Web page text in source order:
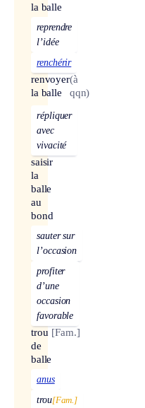
la balle
reprendre
l’idée
renchérir
renvoyer
la balle
(à
qqn)
répliquer
avec
vivacité
saisir
la
balle
au
bond
sauter sur
l’occasion
profiter
d’une
occasion
favorable
trou
de
balle
[Fam.]
anus
trou[Fam.]